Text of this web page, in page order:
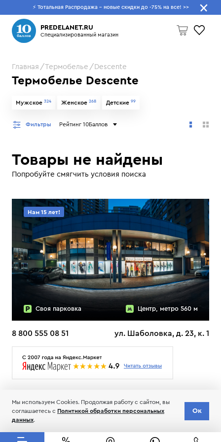
⚡ Тотальная Распродажа - новые скидки до -75% на все! >>
PREDELANET.RU
Специализированный магазин
Пусто
Что будем искать?
Главная Термобелье Descente
Термобелье Descente
Мужское 324 Женское 268 Детские 99
Фильтры Рейтинг 10Баллов
Товары не найдены
Попробуйте смягчить условия поиска
Нам 15 лет!
Своя парковка Центр, метро 560 м
8 800 555 08 51 ул. Шаболовка, д. 23, к. 1
Мы используем Cookies. Продолжая работу с сайтом, вы
соглашаетесь с Политикой обработки персональных
данных.
Ок